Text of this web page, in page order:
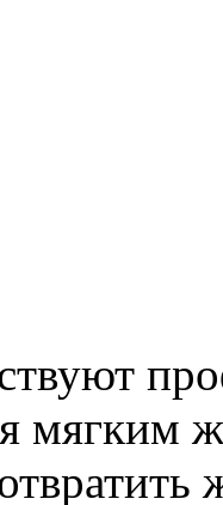
мягким